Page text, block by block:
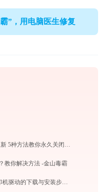
”，用电脑医生修复
Win10如何彻底永久关闭自动更新 5种方法教你永久关闭win10自动更新
教你解决方法 -金山毒霸
专业指南：惠普deskjet 9680打印机驱动的下载与安装步骤详解